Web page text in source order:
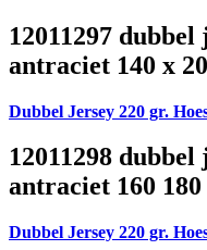
12011297
antraciet 140 x
Dubbel Jersey 220 gr.
12011298
antraciet 160
Dubbel Jersey 220 gr.